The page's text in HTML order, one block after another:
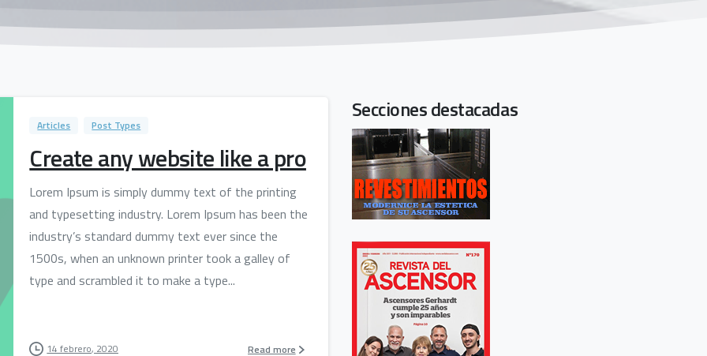
Articles Post Types
Create any website like a pro
Lorem Ipsum is simply dummy text of the printing
and typesetting industry. Lorem Ipsum has been the
industry’s standard dummy text ever since the
1500s, when an unknown printer took a galley of
type and scrambled it to make a type...
14 febrero, 2020 Read more
Secciones destacadas